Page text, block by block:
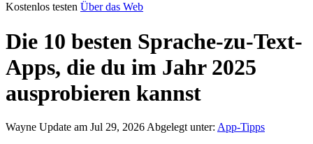
Kostenlos testen Über das Web
Die 10 besten Sprache-zu-Text-
Apps, die du im Jahr 2025
ausprobieren kannst
Wayne Update am Jul 29, 2026 Abgelegt unter: App-Tipps